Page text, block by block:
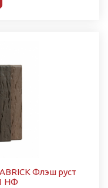
Флэш руст
НФ